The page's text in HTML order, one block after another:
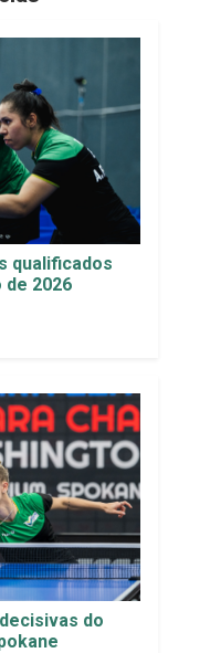
qualificados
de 2026
do